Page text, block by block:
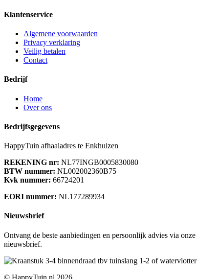
Klantenservice
Algemene voorwaarden
Privacy verklaring
Veilig betalen
Contact
Bedrijf
Home
Over ons
Bedrijfsgegevens
HappyTuin afhaaladres te Enkhuizen
REKENING nr: NL77INGB0005830080
BTW nummer: NL002002360B75
Kvk nummer: 66724201
EORI nummer: NL177289934
Nieuwsbrief
Ontvang de beste aanbiedingen en persoonlijk advies via onze
nieuwsbrief.
© HappyTuin.nl 2026